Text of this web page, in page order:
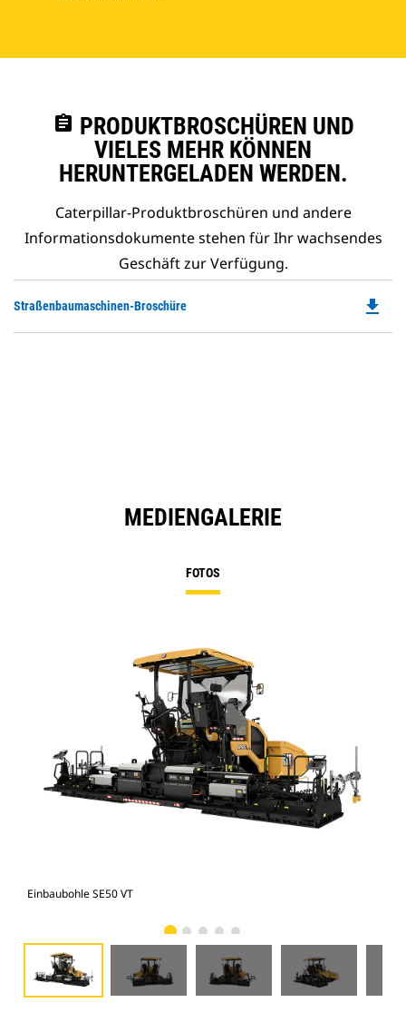
assignment PRODUKTBROSCHÜREN UND
VIELES MEHR KÖNNEN
HERUNTERGELADEN WERDEN.
Caterpillar-Produktbroschüren und andere
Informationsdokumente stehen für Ihr wachsendes
Geschäft zur Verfügung.
Straßenbaumaschinen-Broschüre file_download
MEDIENGALERIE
FOTOS
Einbaubohle SE50 VT